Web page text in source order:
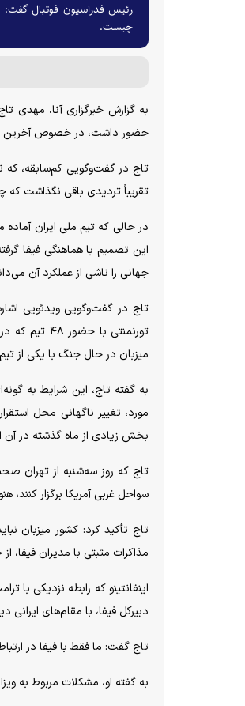
رئیس فدراسیون فوتبال گفت:
چیست.
به گزارش خبرگزاری آنا، مهدی
حضور داشت، در خصوص آخرین
تاج در گفت‌وگویی کم‌سابقه، که
تقریباً تردیدی باقی نگذاشت
در حالی که تیم ملی ایران
این تصمیم با هماهنگی فیفا
جهانی را ناشی از عملکرد آن
تاج در گفت‌وگویی ویدئویی
تورنمنتی
میزبان در حال جنگ با یکی از
به گفته تاج، این شرایط به
مورد، تغییر ناگهانی محل
بخش زیادی از ماه گذشته در آن
تاج که روز سه‌شنبه از تهران
سواحل غربی آمریکا برگزار کنند،
تاج تأکید کرد: کشور میزبان
مذاکرات مثبتی با مدیران فیفا،
اینفانتینو که رابطه نزدیکی با
دبیرکل فیفا، با مقام‌های ایرانی
تاج گفت: ما فقط با فیفا در
به گفته او، مشکلات مربوط به